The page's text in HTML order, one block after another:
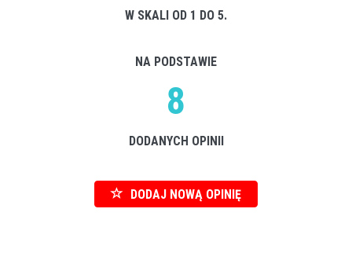
W SKALI OD 1 DO 5.
NA PODSTAWIE
8
DODANYCH OPINII
DODAJ NOWĄ OPINIĘ